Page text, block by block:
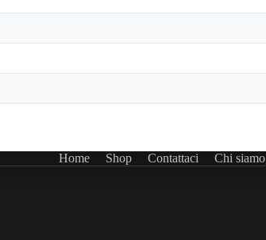
Home Shop Contattaci Chi siamo